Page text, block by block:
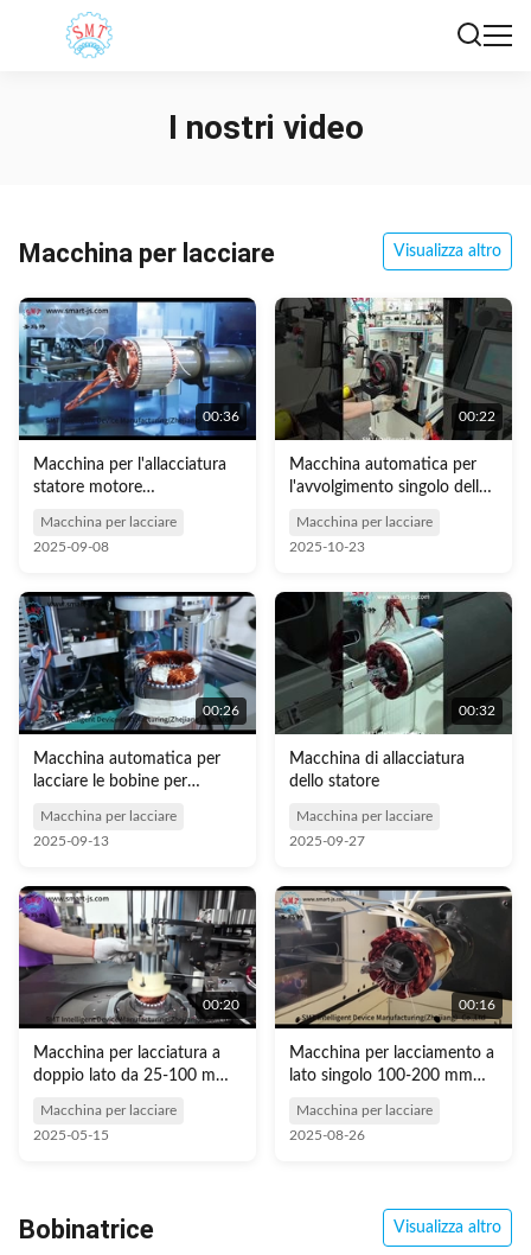
I nostri video
Macchina per lacciare Visualizza altro
00:36
Macchina per l'allacciatura
statore motore
SMT - DW350 ad alte
prestazioni
Macchina per lacciare
2025-09-08
00:22
Macchina automatica per
l'avvolgimento singolo delle
Macchina per lacciare
2025-10-23
00:26
Macchina automatica per
lacciare le bobine per
380V 3,5Kw, ≤Φ160mm
Macchina per lacciare
2025-09-13
00:32
Macchina di allacciatura
dello statore
Macchina per lacciare
2025-09-27
00:20
Macchina per lacciatura a
doppio lato da 25-100 mm
Macchina per lacciare
2025-05-15
00:16
Macchina per lacciamento a
lato singolo 100-200 mm
Macchina per lacciare
2025-08-26
Bobinatrice Visualizza altro